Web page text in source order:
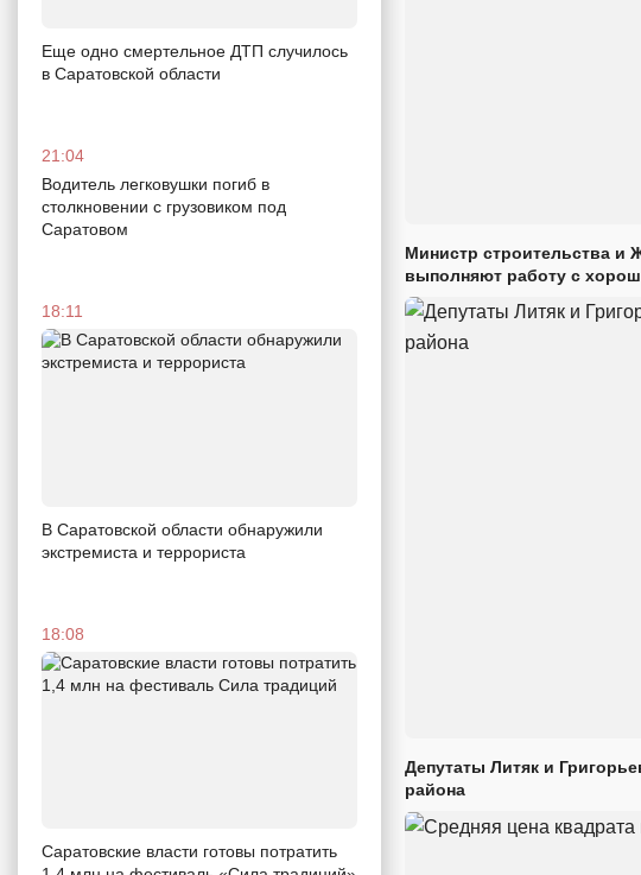
Еще одно смертельное ДТП случилось
в Саратовской области
21:04
Водитель легковушки погиб в
столкновении с грузовиком под
Саратовом
18:11
В Саратовской области обнаружили
экстремиста и террориста
18:08
Саратовские власти готовы потратить
Министр строительства и
выполняют работу с
Депутаты Литяк и
района